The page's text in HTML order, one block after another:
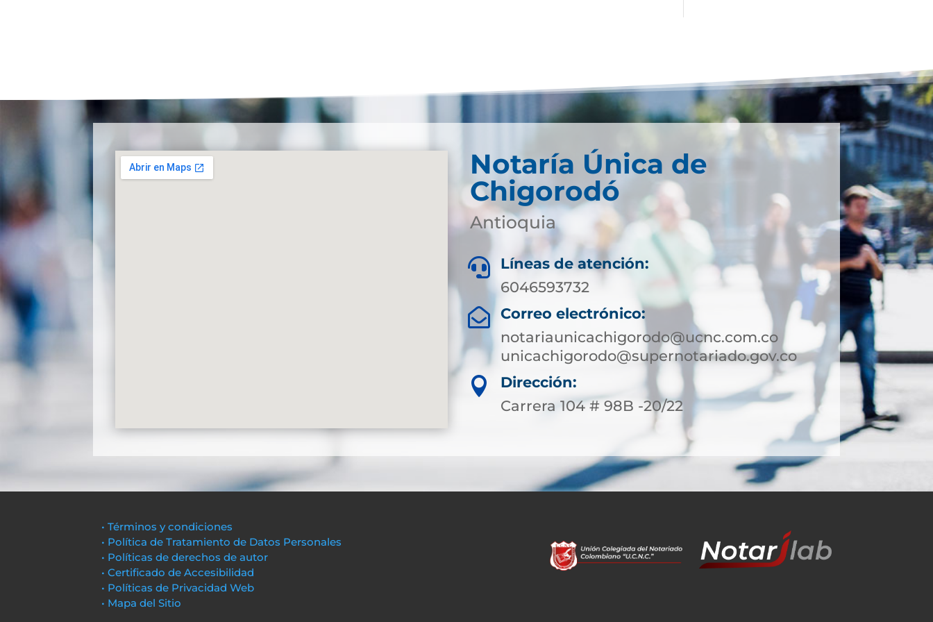
Notaría Única de
Chigorodó
Antioquia

Líneas de atención:
6046593732

Correo electrónico:
notariaunicachigorodo@ucnc.com.co
unicachigorodo@supernotariado.gov.co

Dirección:
Carrera 104 # 98B -20/22
• Términos y condiciones
• Política de Tratamiento de Datos Personales
• Políticas de derechos de autor
• Certificado de Accesibilidad
• Políticas de Privacidad Web
• Mapa del Sitio